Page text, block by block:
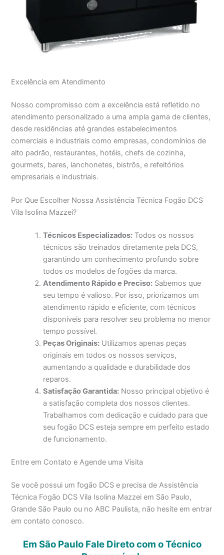
Excelência em Atendimento
Nosso compromisso com a excelência está refletido no
atendimento personalizado a uma ampla gama de clientes,
desde residências até grandes estabelecimentos
comerciais e industriais como empresas, condomínios de
alto padrão, restaurantes, hotéis, chefs de cozinha,
gourmets, bares, lanchonetes, bistrôs, e refeitórios
empresariais e industriais.
Por Que Escolher Nossa Assistência Técnica Fogão DCS
Vila Isolina Mazzei?
Técnicos Especializados: Todos os nossos
técnicos são treinados diretamente pela DCS,
garantindo um conhecimento profundo sobre
todos os modelos de fogões da marca.
Atendimento Rápido e Preciso: Sabemos que
seu tempo é valioso. Por isso, priorizamos um
atendimento rápido e eficiente, com técnicos
disponíveis para resolver seu problema no menor
tempo possível.
Peças Originais: Utilizamos apenas peças
originais em todos os nossos serviços,
aumentando a qualidade e durabilidade dos
reparos.
Satisfação Garantida: Nosso principal objetivo é
a satisfação completa dos nossos clientes.
Trabalhamos com dedicação e cuidado para que
seu fogão DCS esteja sempre em perfeito estado
de funcionamento.
Entre em Contato e Agende uma Visita
Se você possui um fogão DCS e precisa de Assistência
Técnica Fogão DCS Vila Isolina Mazzei em São Paulo,
Grande São Paulo ou no ABC Paulista, não hesite em entrar
em contato conosco.
Em São Paulo Fale Direto com o Técnico